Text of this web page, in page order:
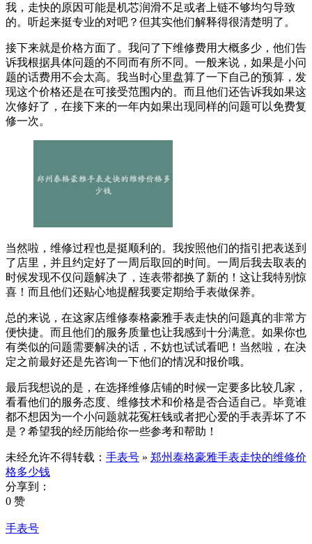
我，走快的原因可能是机芯润滑不足或者上链不够均匀导致
的。听起来挺专业的对吧？但其实他们解释得很清楚明了。
接下来就是价格方面了。我问了下维修费用大概多少，他们告
诉我根据具体问题的不同而有所不同。一般来说，如果是小问
题的话费用不会太高。我当时心里盘算了一下自己的预算，发
现这个价格还是在可接受范围内的。而且他们还告诉我如果这
次修好了，在接下来的一年内如果出现同样的问题可以免费复
修一次。
当然啦，维修过程也是挺顺利的。我按照他们的指引把表送到
了店里，并且约定好了一周后取回的时间。一周后我去取表的
时候发现不仅问题解决了，连表带都换了新的！这让我特别惊
喜！而且他们还贴心地提醒我要定期给手表做保养。
总的来说，在这家店维修泰格豪雅手表走快的问题真的非常方
便快捷。而且他们的服务质量也让我感到十分满意。如果你也
有类似的问题需要解决的话，不妨也试试看吧！当然啦，在决
定之前最好还是先咨询一下他们的情况和报价哦。
最后我想说的是，在选择维修店铺的时候一定要多比较几家，
看看他们的服务态度、维修技术和价格是否合适自己。毕竟谁
都不想因为一个小问题就花冤枉钱或者把心爱的手表弄坏了不
是？希望我的经历能给你一些参考和帮助！
未经允许不得转载： 手表号 » 郑州泰格豪雅手表走快的维修价
格多少钱
分享到：
0 赞
手表号